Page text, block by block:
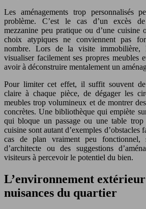
Les aménagements trop personnalisés
problème. C’est le cas d’un excès de
mezzanine peu pratique ou d’une cuisine
choix atypiques ne conviennent pas
nombre. Lors de la visite immobilière,
visualiser facilement ses propres meubles
avoir à déconstruire mentalement un
Pour limiter cet effet, il suffit souvent
claire à chaque pièce, de dégager les
meubles trop volumineux et de montrer
concrètes. Une bibliothèque qui empiète
qui bloque un passage ou une table trop
cuisine sont autant d’exemples d’obstacles
cas de plan vraiment peu fonctionnel,
d’architecte ou des suggestions
visiteurs à percevoir le potentiel du bien.
L’environnement
nuisances du quartier